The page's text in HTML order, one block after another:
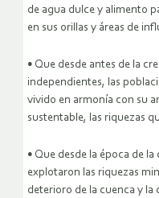
de agua dulce y alimento
en sus orillas y áreas de
• Que desde antes de la
independientes, las
vivido en armonía con su
sustentable, las riquezas
• Que desde la época de
explotaron las riquezas
deterioro de la cuenca y la